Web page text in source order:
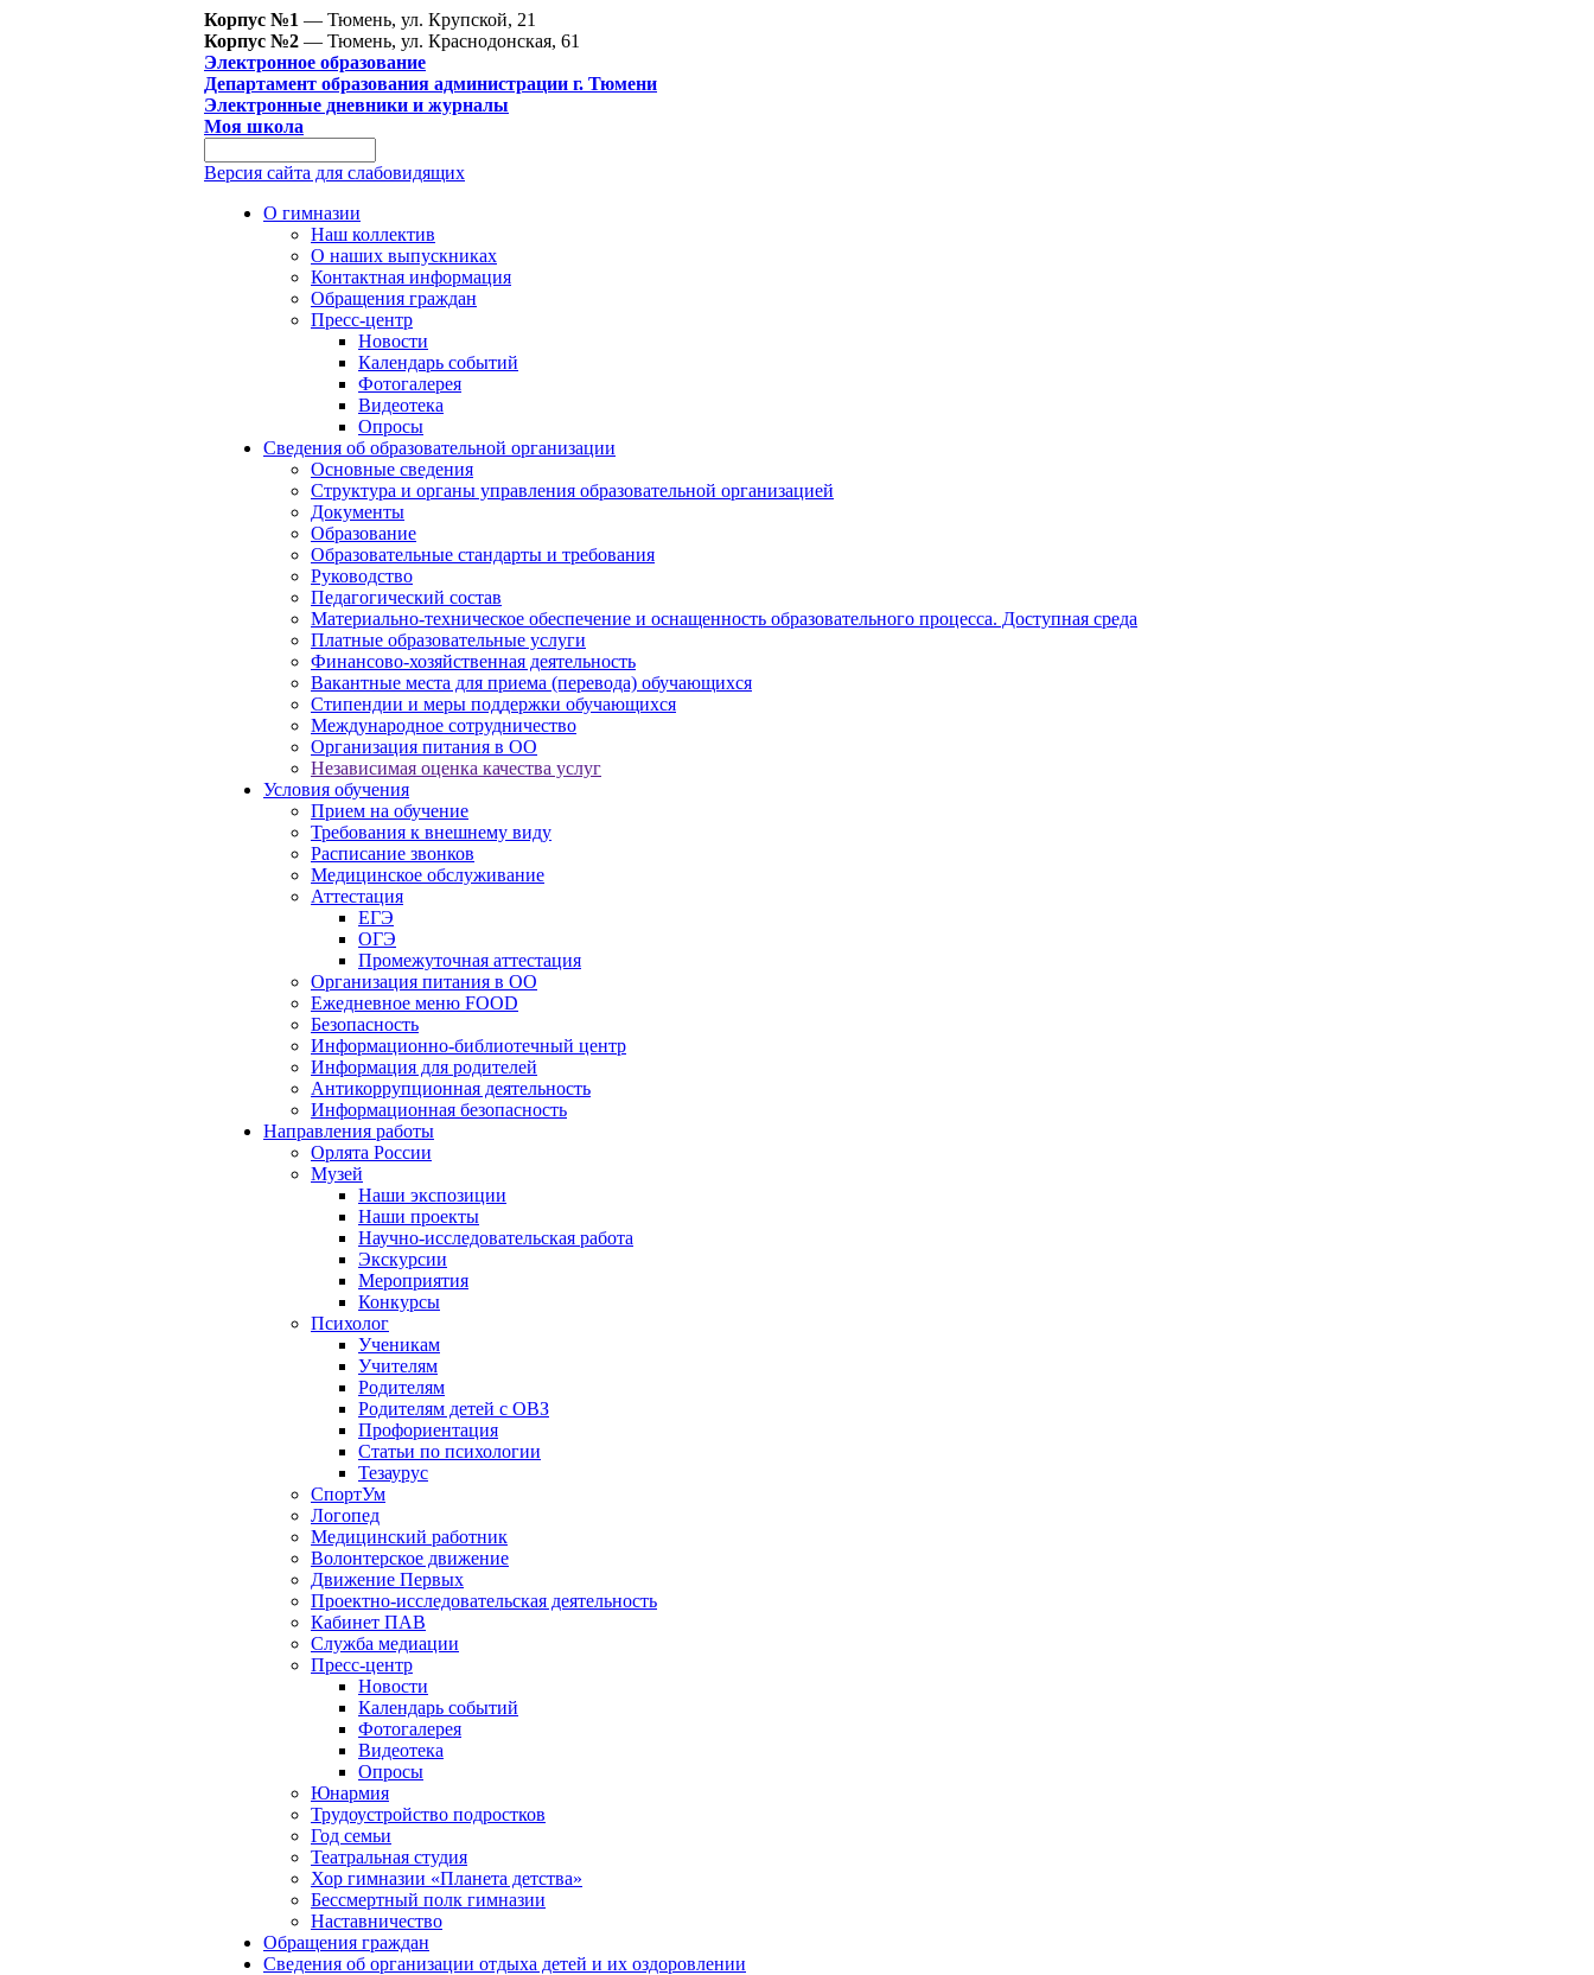
Корпус №1 — Тюмень, ул. Крупской, 21
Корпус №2 — Тюмень, ул. Краснодонская, 61
Электронное образование
Департамент образования администрации г. Тюмени
Электронные дневники и журналы
Моя школа
Версия сайта для слабовидящих
О гимназии
Наш коллектив
О наших выпускниках
Контактная информация
Обращения граждан
Пресс-центр
Новости
Календарь событий
Фотогалерея
Видеотека
Опросы
Сведения об образовательной организации
Основные сведения
Структура и органы управления образовательной организацией
Документы
Образование
Образовательные стандарты и требования
Руководство
Педагогический состав
Материально-техническое обеспечение и оснащенность образовательного процесса. Доступная среда
Платные образовательные услуги
Финансово-хозяйственная деятельность
Вакантные места для приема (перевода) обучающихся
Стипендии и меры поддержки обучающихся
Международное сотрудничество
Организация питания в ОО
Независимая оценка качества услуг
Условия обучения
Прием на обучение
Требования к внешнему виду
Расписание звонков
Медицинское обслуживание
Аттестация
ЕГЭ
ОГЭ
Промежуточная аттестация
Организация питания в ОО
Ежедневное меню FOOD
Безопасность
Информационно-библиотечный центр
Информация для родителей
Антикоррупционная деятельность
Информационная безопасность
Направления работы
Орлята России
Музей
Наши экспозиции
Наши проекты
Научно-исследовательская работа
Экскурсии
Мероприятия
Конкурсы
Психолог
Ученикам
Учителям
Родителям
Родителям детей с ОВЗ
Профориентация
Статьи по психологии
Тезаурус
СпортУм
Логопед
Медицинский работник
Волонтерское движение
Движение Первых
Проектно-исследовательская деятельность
Кабинет ПАВ
Служба медиации
Пресс-центр
Новости
Календарь событий
Фотогалерея
Видеотека
Опросы
Юнармия
Трудоустройство подростков
Год семьи
Театральная студия
Хор гимназии «Планета детства»
Бессмертный полк гимназии
Наставничество
Обращения граждан
Сведения об организации отдыха детей и их оздоровлении